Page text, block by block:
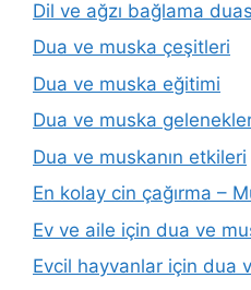
Dil ve ağzı bağlama
Dua ve muska çeşitleri
Dua ve muska eğitimi
Dua ve muska
Dua ve muskanın etkileri
En kolay cin çağırma –
Ev ve aile için dua ve
Evcil hayvanlar için dua